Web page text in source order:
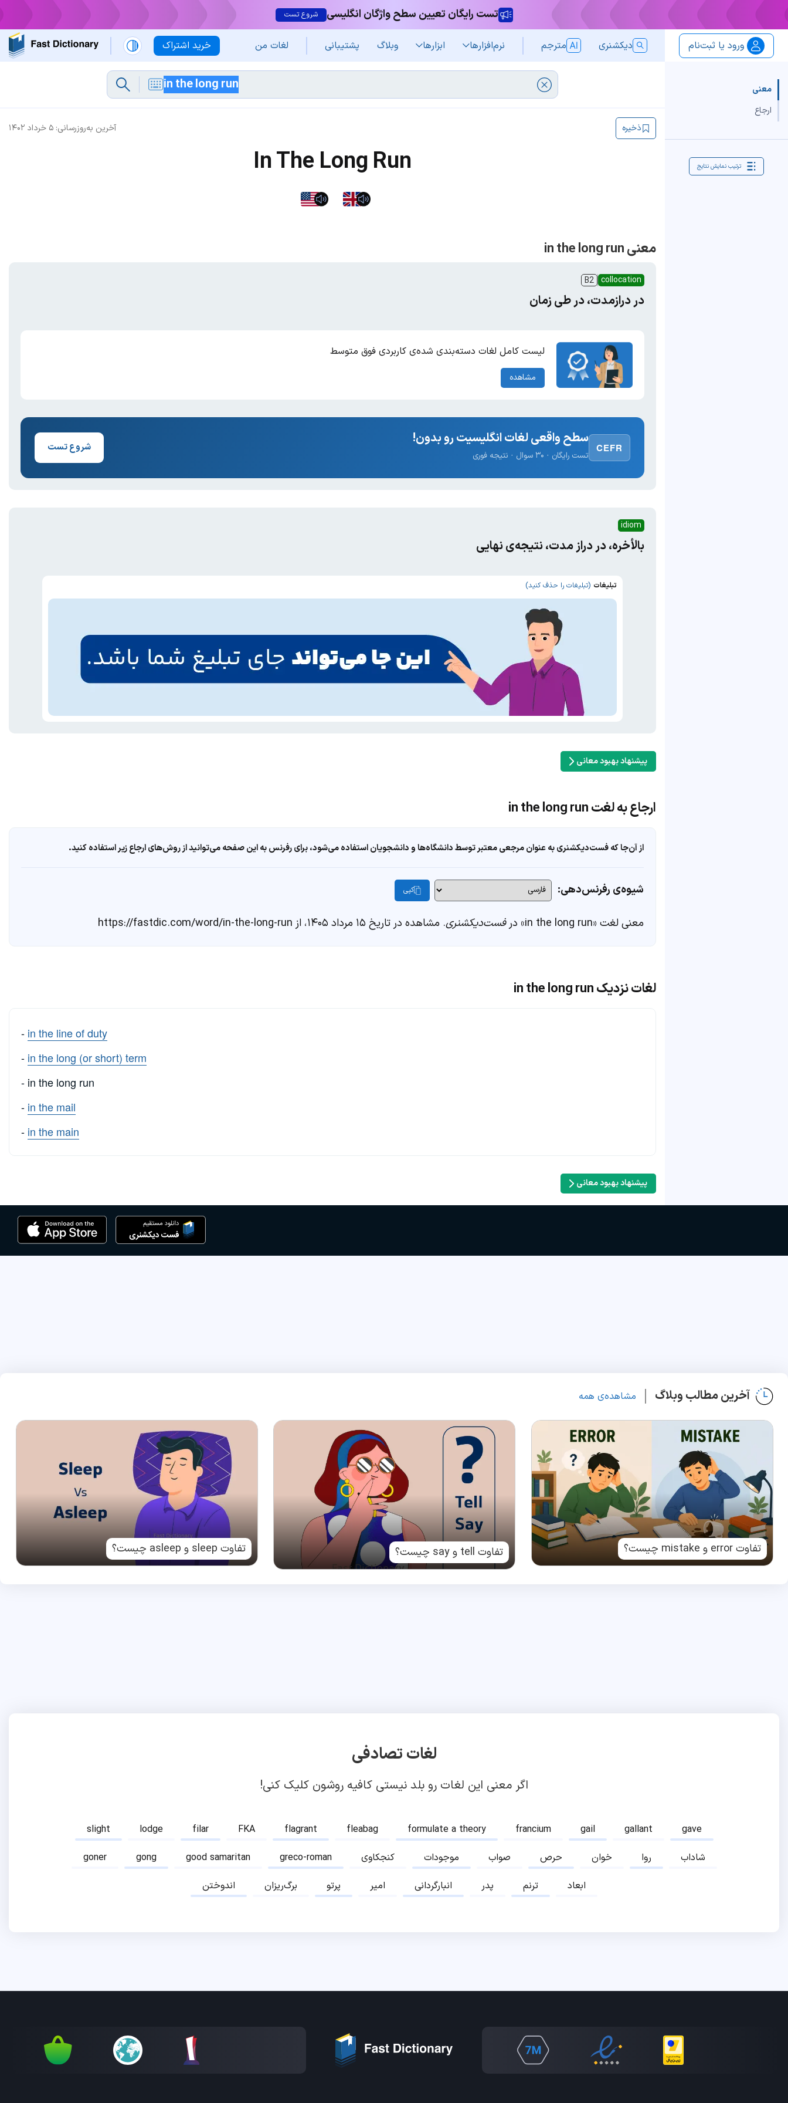
تست رایگان تعیین سطح واژگان انگلیسی شروع تست
خرید اشتراک ورود یا ثبت‌نام دیکشنری مترجم نرم‌افزار‌ها ابزارها وبلاگ پشتیبانی لغات من
معنی
ارجاع
ترتیب نمایش نتایج
آخرین به‌روزرسانی: ۵ خرداد ۱۴۰۲ ذخیره
In The Long Run
معنی in the long run
collocation
B2
در درازمدت، در طی زمان
لیست کامل لغات دسته‌بندی شده‌ی کاربردی فوق متوسط
مشاهده
CEFR
سطح واقعی لغات انگلیسیت رو بدون!
تست رایگان · ۳۰ سوال · نتیجه فوری
شروع تست
idiom
بالأخره، در دراز مدت، نتیجه‌ی نهایی
تبلیغات (تبلیغات را حذف کنید)
پیشنهاد بهبود معانی
ارجاع به لغت in the long run
از آن‌جا که فست‌دیکشنری به عنوان مرجعی معتبر توسط دانشگاه‌ها و دانشجویان استفاده می‌شود، برای رفرنس به این صفحه می‌توانید از روش‌های ارجاع زیر استفاده کنید.
شیوه‌ی رفرنس‌دهی: کپی
معنی لغت «in the long run» در فست‌دیکشنری. مشاهده در تاریخ ۱۵ مرداد ۱۴۰۵، از https://fastdic.com/word/in-the-long-run
لغات نزدیک in the long run
- in the line of duty
- in the long (or short) term
- in the long run
- in the mail
- in the main
پیشنهاد بهبود معانی
آخرین مطالب وبلاگ مشاهده‌ی همه
تفاوت error و mistake چیست؟ تفاوت tell و say چیست؟ تفاوت sleep و asleep چیست؟
لغات تصادفی
اگر معنی این لغات رو بلد نیستی کافیه روشون کلیک کنی!
slight lodge filar FKA flagrant fleabag formulate a theory francium gail gallant
gave
goner
gong good samaritan greco-roman کنجکاوی موجودات صواب حرص خوان روا
شاداب
اندوختن
برگ‌ریزان پرتو امیر انبارگردانی پدر ترنم ابعاد